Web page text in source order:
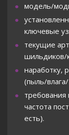
модель/
ключевые
текущие
шильдиков/
наработку,
(пыль/
требования
частота
есть).